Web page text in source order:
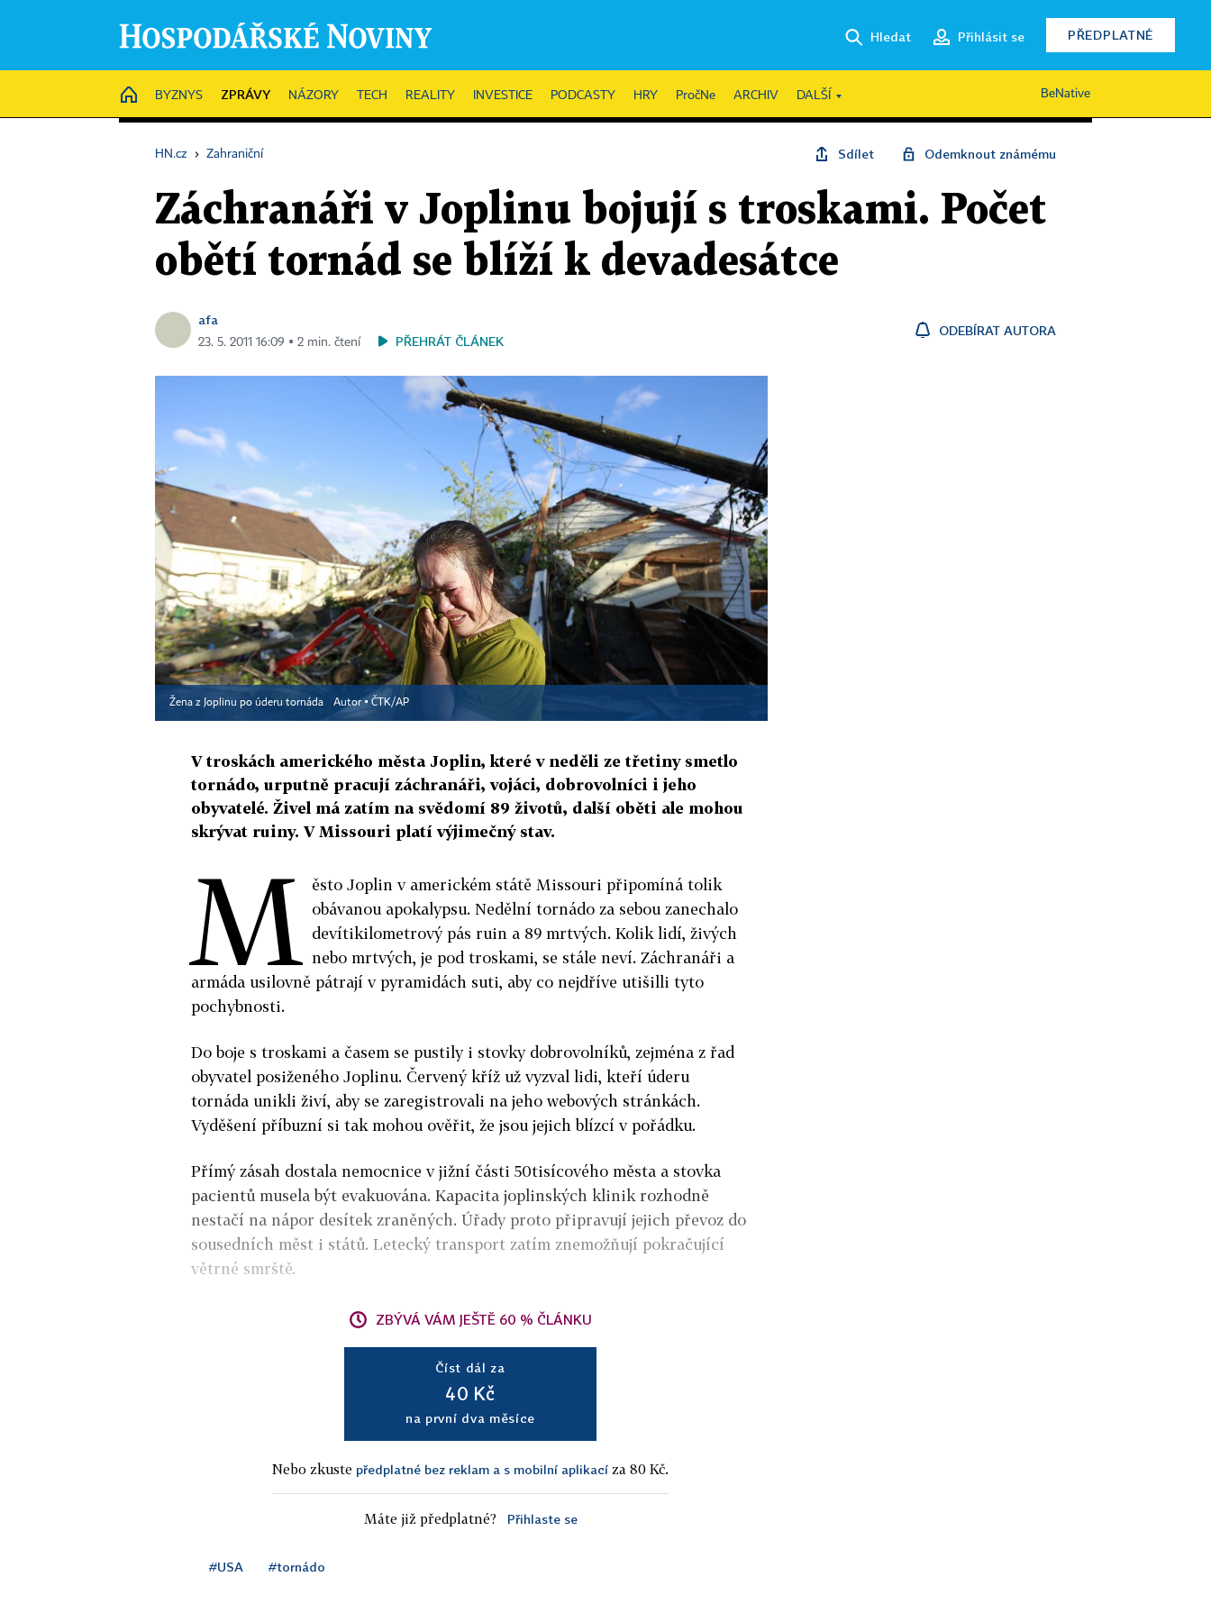
Hledat Přihlásit se PŘEDPLATNÉ
HOME
BYZNYS ZPRÁVY NÁZORY TECH REALITY INVESTICE PODCASTY HRY PročNe ARCHIV DALŠÍ BeNative
HN.cz › Zahraniční Sdílet Odemknout známému
Záchranáři v Joplinu bojují s troskami. Počet
obětí tornád se blíží k devadesátce
afa
23. 5. 2011 16:09 ▪ 2 min. čtení PŘEHRÁT ČLÁNEK
ODEBÍRAT AUTORA
Žena z Joplinu po úderu tornáda Autor ▪ ČTK/AP
V troskách amerického města Joplin, které v neděli ze třetiny smetlo
tornádo, urputně pracují záchranáři, vojáci, dobrovolníci i jeho
obyvatelé. Živel má zatím na svědomí 89 životů, další oběti ale mohou
skrývat ruiny. V Missouri platí výjimečný stav.
M ěsto Joplin v americkém státě Missouri připomíná tolik
obávanou apokalypsu. Nedělní tornádo za sebou zanechalo
devítikilometrový pás ruin a 89 mrtvých. Kolik lidí, živých
nebo mrtvých, je pod troskami, se stále neví. Záchranáři a
armáda usilovně pátrají v pyramidách suti, aby co nejdříve utišilli tyto
pochybnosti.
Do boje s troskami a časem se pustily i stovky dobrovolníků, zejména z řad
obyvatel posiženého Joplinu. Červený kříž už vyzval lidi, kteří úderu
tornáda unikli živí, aby se zaregistrovali na jeho webových stránkách.
Vyděšení příbuzní si tak mohou ověřit, že jsou jejich blízcí v pořádku.
Přímý zásah dostala nemocnice v jižní části 50tisícového města a stovka
pacientů musela být evakuována. Kapacita joplinských klinik rozhodně
nestačí na nápor desítek zraněných. Úřady proto připravují jejich převoz do
sousedních měst i států. Letecký transport zatím znemožňují pokračující
větrné smrště.
ZBÝVÁ VÁM JEŠTĚ 60 % ČLÁNKU
Číst dál za
40 Kč
na první dva měsíce
Nebo zkuste předplatné bez reklam a s mobilní aplikací za 80 Kč.
Máte již předplatné? Přihlaste se
#USA #tornádo